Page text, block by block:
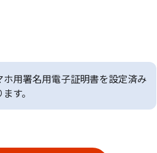
用署名用電子証明書を設定済み
す。